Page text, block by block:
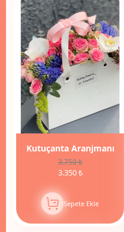
Kutuçanta Aranjmanı
3.750 ₺
3.350 ₺
Sepete Ekle